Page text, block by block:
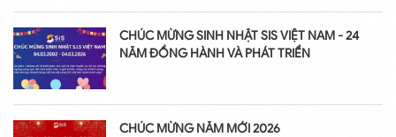
CHÚC MỪNG SINH NHẬT SIS VIỆT NAM - 24
NĂM ĐỒNG HÀNH VÀ PHÁT TRIỂN
CHÚC MỪNG NĂM MỚI 2026